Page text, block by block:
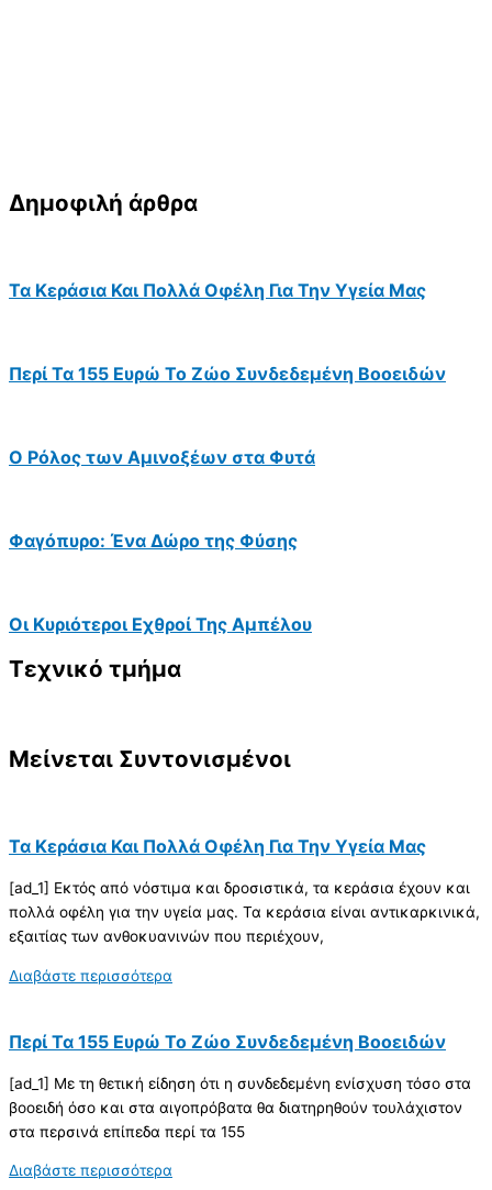
Δημοφιλή άρθρα
Τα Κεράσια Και Πολλά Οφέλη Για Την Υγεία Μας
Περί Τα 155 Ευρώ Το Ζώο Συνδεδεμένη Βοοειδών
Ο Ρόλος των Αμινοξέων στα Φυτά
Φαγόπυρο: Ένα Δώρο της Φύσης
Οι Κυριότεροι Εχθροί Της Αμπέλου
Τεχνικό τμήμα
Μείνεται Συντονισμένοι
Τα Κεράσια Και Πολλά Οφέλη Για Την Υγεία Μας
[ad_1] Εκτός από νόστιμα και δροσιστικά, τα κεράσια έχουν και
πολλά οφέλη για την υγεία μας. Τα κεράσια είναι αντικαρκινικά,
εξαιτίας των ανθοκυανινών που περιέχουν,
Διαβάστε περισσότερα
Περί Τα 155 Ευρώ Το Ζώο Συνδεδεμένη Βοοειδών
[ad_1] Με τη θετική είδηση ότι η συνδεδεµένη ενίσχυση τόσο στα
βοοειδή όσο και στα αιγοπρόβατα θα διατηρηθούν τουλάχιστον
στα περσινά επίπεδα περί τα 155
Διαβάστε περισσότερα